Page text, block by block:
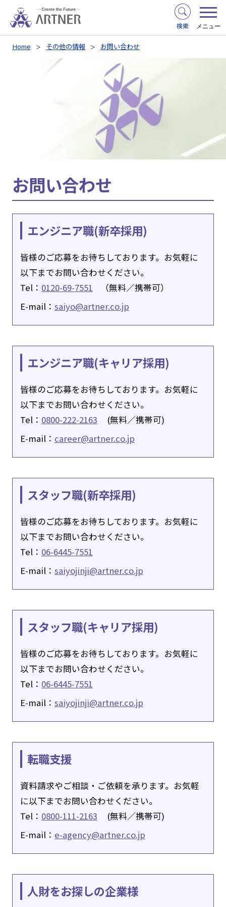
検索 メニュー
Home その他の情報 お問い合わせ
お問い合わせ
エンジニア職(新卒採用)
皆様のご応募をお待ちしております。お気軽に
以下までお問い合わせください。
Tel： 0120-69-7551
（無料／携帯可）
E-mail： saiyo@artner.co.jp
エンジニア職(キャリア採用)
皆様のご応募をお待ちしております。お気軽に
以下までお問い合わせください。
Tel： 0800-222-2163
(無料／携帯可)
E-mail： career@artner.co.jp
スタッフ職(新卒採用)
皆様のご応募をお待ちしております。お気軽に
以下までお問い合わせください。
Tel： 06-6445-7551
E-mail： saiyojinji@artner.co.jp
スタッフ職(キャリア採用)
皆様のご応募をお待ちしております。お気軽に
以下までお問い合わせください。
Tel： 06-6445-7551
E-mail： saiyojinji@artner.co.jp
転職支援
資料請求やご相談・ご依頼を承ります。お気軽
に以下までお問い合わせください。
Tel： 0800-111-2163
(無料／携帯可)
E-mail： e-agency@artner.co.jp
人財をお探しの企業様